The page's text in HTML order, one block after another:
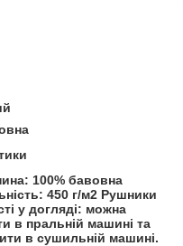
100% бавовна
450 г/м2 Рушники
у догляді: можна
в пральній машині та
в сушильній машині.